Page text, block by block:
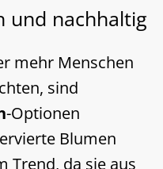
und nachhaltig
mehr Menschen
sind
-Optionen
Blumen
Trend, da sie aus